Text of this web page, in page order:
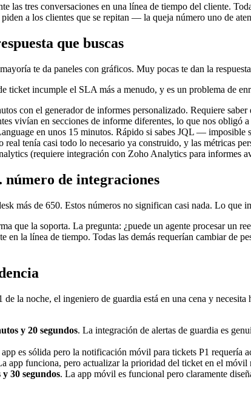
las tres conversaciones en una línea de tiempo del cliente.
a los clientes que se repitan — la queja número uno de
que buscas
te da paneles con gráficos. Muy pocas te dan la
ticket incumple el SLA más a menudo, y es un problema de
con el generador de informes personalizado. Requiere
vivían en secciones de informe diferentes, lo que nos obligó
en unos 15 minutos. Rápido si sabes JQL — imposible
tenía casi todo lo necesario ya construido, y las métricas
(requiere integración con Zoho Analytics para informes
de integraciones
más de 650. Estos números no significan casi nada. Lo que
que la soporta. La pregunta: ¿puede un agente procesar un
en la línea de tiempo. Todas las demás requerían cambiar
la noche, el ingeniero de guardia está en una cena y
y 20 segundos. La integración de alertas de guardia es
es sólida pero la notificación móvil para tickets P1 requería
app funciona, pero actualizar la prioridad del ticket en el móvil
30 segundos. La app móvil es funcional pero claramente